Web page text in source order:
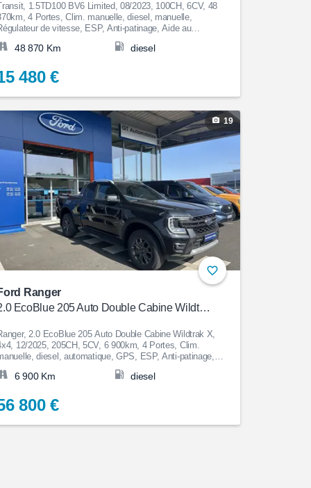
1.5TD100 BV6 Limited, 08/2023, 100CH, 6CV, 48
4 Portes, Clim. manuelle, diesel, manuelle,
de vitesse, ESP, Anti-patinage, Aide au
Bluetooth, Couleur Bleu, Garantie 12 mois,
480€
48 870 Km diesel
480 €
19
Ranger
2.0 EcoBlue 205 Auto Double Cabine Wildtrak X
2.0 EcoBlue 205 Auto Double Cabine Wildtrak X,
12/2025, 205CH, 5CV, 6 900km, 4 Portes, Clim.
diesel, automatique, GPS, ESP, Anti-patinage,
au Stationnement, Bluetooth, Couleur Jaune, 56 800€
6 900 Km diesel
800 €